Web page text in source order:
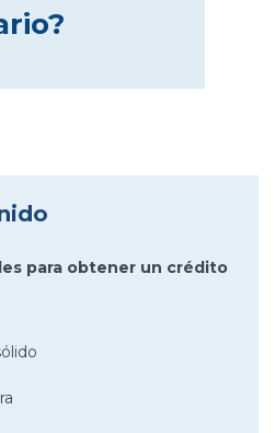
para obtener un crédito